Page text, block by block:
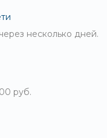
несколько дней.
руб.